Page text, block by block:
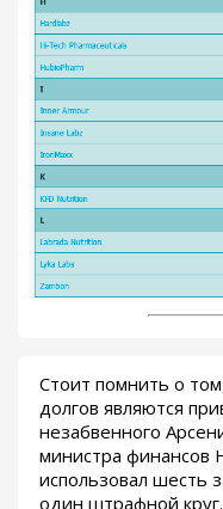
Стоит помнить о
долгов являются
незабвенного
министра финансов
использовал шесть
один штрафной